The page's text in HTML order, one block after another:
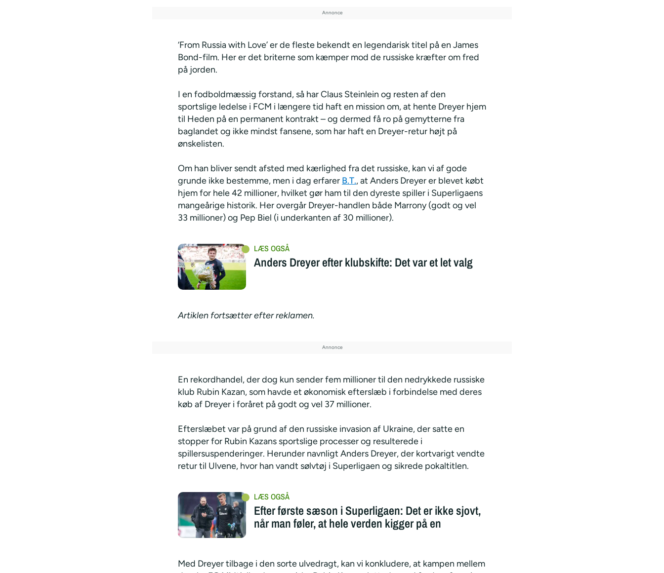
‘From Russia with Love’ er de fleste bekendt en legendarisk titel på en James
Bond-film. Her er det briterne som kæmper mod de russiske kræfter om fred
på jorden.
I en fodboldmæssig forstand, så har Claus Steinlein og resten af den
sportslige ledelse i FCM i længere tid haft en mission om, at hente Dreyer hjem
til Heden på en permanent kontrakt – og dermed få ro på gemytterne fra
baglandet og ikke mindst fansene, som har haft en Dreyer-retur højt på
ønskelisten.
Om han bliver sendt afsted med kærlighed fra det russiske, kan vi af gode
grunde ikke bestemme, men i dag erfarer B.T., at Anders Dreyer er blevet købt
hjem for hele 42 millioner, hvilket gør ham til den dyreste spiller i Superligaens
mangeårige historik. Her overgår Dreyer-handlen både Marrony (godt og vel
33 millioner) og Pep Biel (i underkanten af 30 millioner).
Anders Dreyer efter klubskifte: Det var et let valg
Artiklen fortsætter efter reklamen.
En rekordhandel, der dog kun sender fem millioner til den nedrykkede russiske
klub Rubin Kazan, som havde et økonomisk efterslæb i forbindelse med deres
køb af Dreyer i foråret på godt og vel 37 millioner.
Efterslæbet var på grund af den russiske invasion af Ukraine, der satte en
stopper for Rubin Kazans sportslige processer og resulterede i
spillersuspenderinger. Herunder navnligt Anders Dreyer, der kortvarigt vendte
retur til Ulvene, hvor han vandt sølvtøj i Superligaen og sikrede pokaltitlen.
Efter første sæson i Superligaen: Det er ikke sjovt,
når man føler, at hele verden kigger på en
Med Dreyer tilbage i den sorte ulvedragt, kan vi konkludere, at kampen mellem